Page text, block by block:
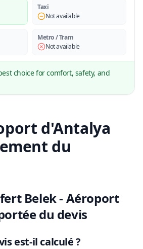
Taxi
Not available
Metro / Tram
Not available
choice for comfort, safety, and
d'Antalya
du
Belek - Aéroport
du devis
est-il calculé ?